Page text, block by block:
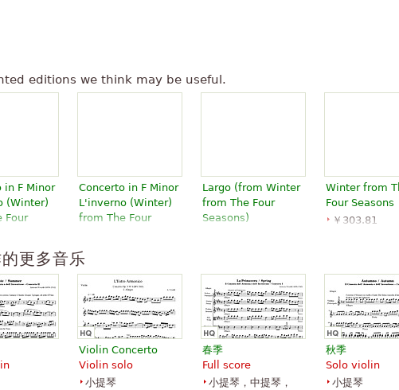
editions we think may be useful.
in F Minor
(Winter)
Four
Concerto in F Minor
L'inverno (Winter)
from The Four
Op.8 No.4
Piano, Violin
Ricordi
Largo (from Winter
from The Four
Seasons)
Trumpet
Eighth Note
Publications
Winter from
Four Seasons
￥303.81
Publishing
更多音乐
Violin Concerto
Violin solo
小提琴
春季
Full score
小提琴，中提琴，
秋季
Solo violin
小提琴